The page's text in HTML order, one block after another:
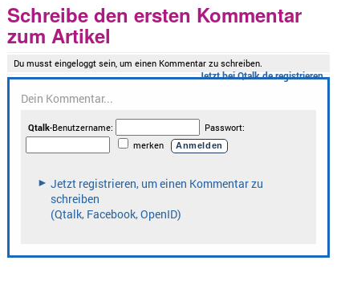
Schreibe den ersten Kommentar
zum Artikel